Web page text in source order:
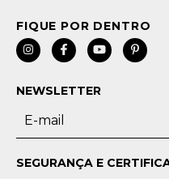
NEWSLETTER
SEGURANÇA E